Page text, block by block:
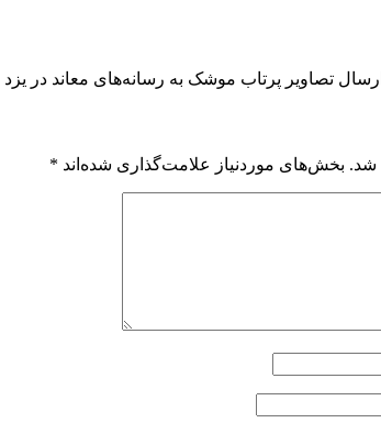
تصاویر پرتاب موشک به رسانه‌های معاند در یزد
شد. بخش‌های موردنیاز علامت‌گذاری شده‌اند *